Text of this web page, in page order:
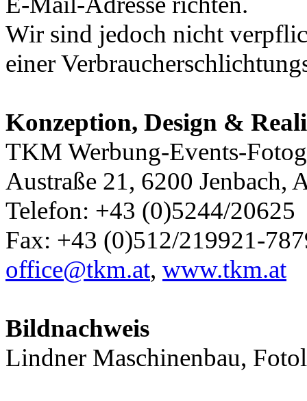
Wir sind jedoch nicht
einer
Konzeption, Design &
TKM Werbung-Events-
Austraße 21, 6200 Jenbach,
Telefon: +43 (0)5244/20625
Fax: +43 (0)512/219921-
office@tkm.at, www.tkm.at
Bildnachweis
Lindner Maschinenbau,